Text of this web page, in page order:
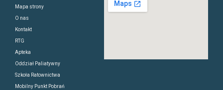
Mapa strony
O nas
Kontakt
RTG
Apteka
Oddział Paliatywny
Szkoła Ratownictwa
Mobilny Punkt Pobrań